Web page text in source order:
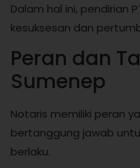
Dalam hal ini, pendirian
kesuksesan dan
Peran dan
Sumenep
Notaris memiliki peran
bertanggung jawab
berlaku.